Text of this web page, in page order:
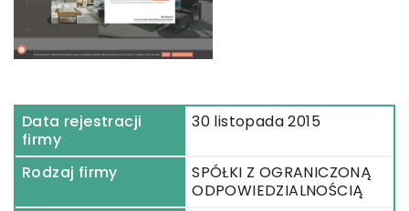
Data rejestracji
firmy
30 listopada 2015
Rodzaj firmy
SPÓŁKI Z OGRANICZONĄ
ODPOWIEDZIALNOŚCIĄ